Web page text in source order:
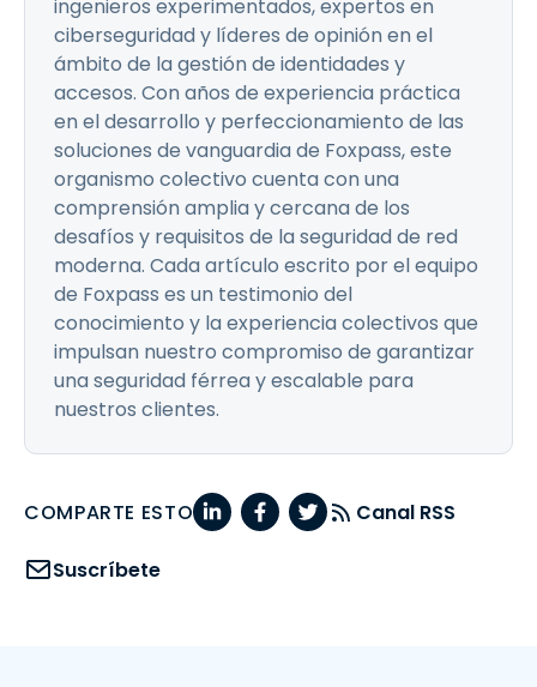
ingenieros experimentados, expertos en
ciberseguridad y líderes de opinión en el
ámbito de la gestión de identidades y
accesos. Con años de experiencia práctica
en el desarrollo y perfeccionamiento de las
soluciones de vanguardia de Foxpass, este
organismo colectivo cuenta con una
comprensión amplia y cercana de los
desafíos y requisitos de la seguridad de red
moderna. Cada artículo escrito por el equipo
de Foxpass es un testimonio del
conocimiento y la experiencia colectivos que
impulsan nuestro compromiso de garantizar
una seguridad férrea y escalable para
nuestros clientes.
COMPARTE ESTO Canal RSS
Suscríbete